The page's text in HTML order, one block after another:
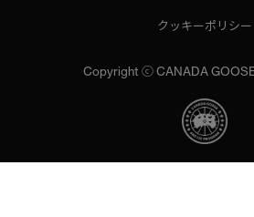
クッキーポリシー
Copyright ⓒ CANADA GOOSE